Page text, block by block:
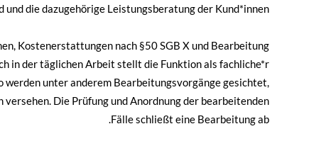
die dazugehörige Leistungsberatung der Kund*innen.
Kostenerstattungen nach §50 SGB X und Bearbeitung
in der täglichen Arbeit stellt die Funktion als fachliche*r
unter anderem Bearbeitungsvorgänge gesichtet,
Die Prüfung und Anordnung der bearbeitenden
Fälle schließt eine Bearbeitung ab.